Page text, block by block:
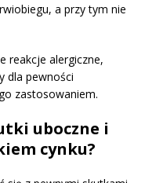
a przy tym nie
reakcje alergiczne,
dla pewności
zastosowaniem.
uboczne i
cynku?